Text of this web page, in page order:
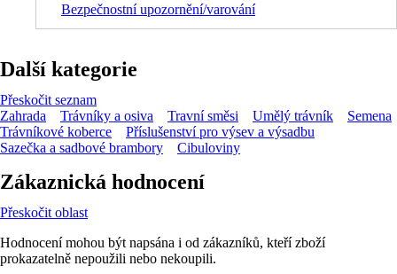
Bezpečnostní upozornění/varování
Další kategorie
Přeskočit seznam
Zahrada
Trávníky a osiva Travní směsi Umělý trávník
Semena
Trávníkové koberce
Příslušenství pro výsev a výsadbu
Sazečka a sadbové brambory
Cibuloviny
Zákaznická hodnocení
Přeskočit oblast
Hodnocení mohou být napsána i od zákazníků, kteří zboží
prokazatelně nepoužili nebo nekoupili.